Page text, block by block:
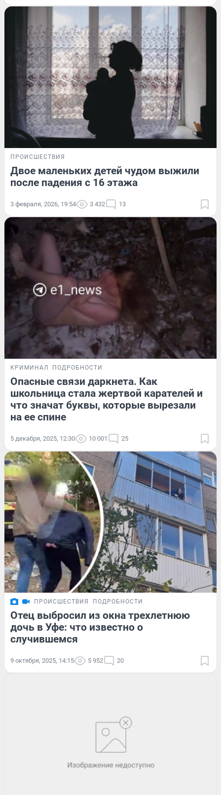
ПРОИСШЕСТВИЯ
Двое маленьких детей чудом выжили
после падения с 16 этажа
3 февраля, 2026, 19:54 3 432 13
КРИМИНАЛ ПОДРОБНОСТИ
Опасные связи даркнета. Как
школьница стала жертвой карателей и
что значат буквы, которые вырезали
на ее спине
5 декабря, 2025, 12:30 10 001 25
ПРОИСШЕСТВИЯ ПОДРОБНОСТИ
Отец выбросил из окна трехлетнюю
дочь в Уфе: что известно о
случившемся
9 октября, 2025, 14:15 5 952 20